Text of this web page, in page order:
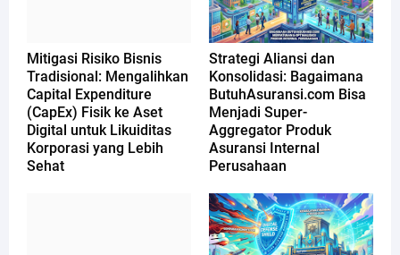
Mitigasi Risiko Bisnis
Tradisional: Mengalihkan
Capital Expenditure
(CapEx) Fisik ke Aset
Digital untuk Likuiditas
Korporasi yang Lebih
Sehat
Strategi Aliansi dan
Konsolidasi: Bagaimana
ButuhAsuransi.com Bisa
Menjadi Super-
Aggregator Produk
Asuransi Internal
Perusahaan